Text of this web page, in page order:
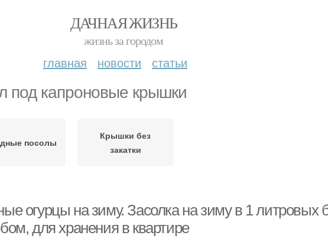
ДАЧНАЯ ЖИЗНЬ
жизнь за городом
главная новости статьи
под капроновые крышки
посолы
Крышки без
закатки
огурцы на зиму. Засолка на зиму в 1 литровых
для хранения в квартире